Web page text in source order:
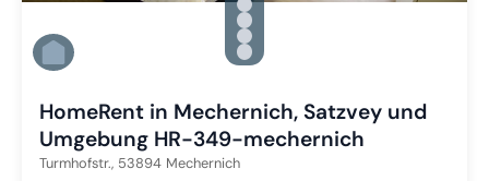
Zu Slide 2 wechseln
Zu Slide 3 wechseln
Zu Slide 4 wechseln
Zu Slide 5 wechseln
Zu Slide 6 wechseln
HomeRent in Mechernich, Satzvey und
Umgebung HR-349-mechernich
Turmhofstr., 53894 Mechernich